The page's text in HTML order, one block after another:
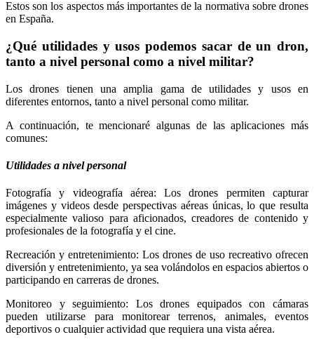
Estos son los aspectos más importantes de la normativa sobre drones
en España.
¿Qué utilidades y usos podemos sacar de un dron,
tanto a nivel personal como a nivel militar?
Los drones tienen una amplia gama de utilidades y usos en
diferentes entornos, tanto a nivel personal como militar.
A continuación, te mencionaré algunas de las aplicaciones más
comunes:
Utilidades a nivel personal
Fotografía y videografía aérea: Los drones permiten capturar
imágenes y videos desde perspectivas aéreas únicas, lo que resulta
especialmente valioso para aficionados, creadores de contenido y
profesionales de la fotografía y el cine.
Recreación y entretenimiento: Los drones de uso recreativo ofrecen
diversión y entretenimiento, ya sea volándolos en espacios abiertos o
participando en carreras de drones.
Monitoreo y seguimiento: Los drones equipados con cámaras
pueden utilizarse para monitorear terrenos, animales, eventos
deportivos o cualquier actividad que requiera una vista aérea.